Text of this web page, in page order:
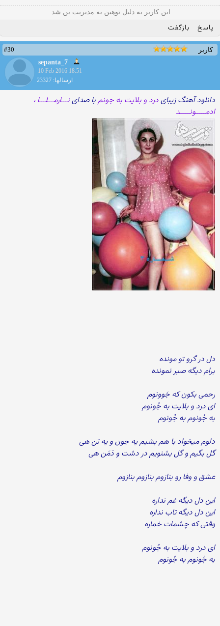
این کاربر به دلیل توهین به مدیریت بن شد.
پاسخ بازگفت
کاربر
#30
sepanta_7
10 Feb 2016 18:51
ارسالها: 23327
دانلود آهنگ زیبایدرد و بلایت به جونمبا صداینـــارمـــلـــا ،
ادمـــــونـــــد
دل در گرو تو مونده
برام دیگه صبر نمونده
رحمی بکون که جَوونوم
ای درد و بلایت به جُونوم
به جُونوم به جُونوم
دلوم میخواد با هم بشیم یه جون و یه تن هی
گل بگیم و گل بشنویم در دشت و دَمَن هی
عشق و وفا رو بنازوم بنازوم بنازوم
این دل دیگه غم نداره
این دل دیگه تاب نداره
وقتی که چشمات خماره
ای درد و بلایت به جُونوم
به جُونوم به جُونوم